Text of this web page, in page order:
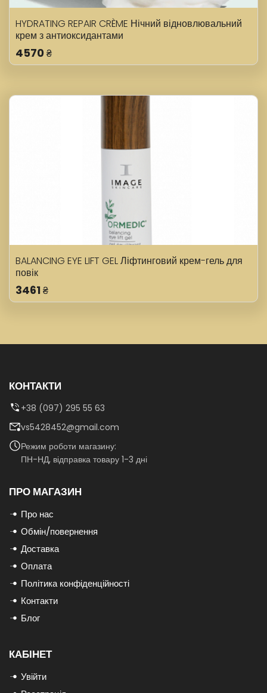
HYDRATING REPAIR CRÈME Нічний відновлювальний
крем з антиоксидантами
4570 ₴
BALANCING EYE LIFT GEL Ліфтинговий крем-гель для
повік
3461₴
КОНТАКТИ
+38 (097) 295 55 63
vs5428452@gmail.com
Режим роботи магазину:
ПН-НД, відправка товару 1-3 дні
ПРО МАГАЗИН
Про нас
Обмін/повернення
Доставка
Оплата
Політика конфіденційності
Контакти
Блог
КАБІНЕТ
Увійти